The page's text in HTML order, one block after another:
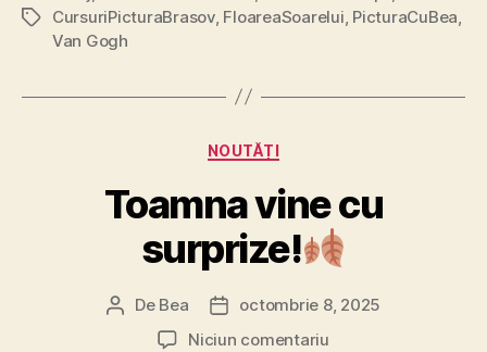
a
EticheteCursuriPicturaBrasov, FloareaSoarelui PicturaCuBea
Van Gogh
Categorii
NOUTĂȚI
Toamna vine cu
surprize!
Autor
articol
De Bea
Datăoctombrie 8, 2025
Niciun comentariula